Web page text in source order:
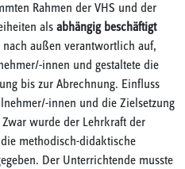
Rahmen der VHS und der
als abhängig beschäftigt
außen verantwortlich auf,
innen und gestaltete die
bis zur Abrechnung. Einfluss
innen und die Zielsetzung
wurde der Lehrkraft der
methodisch-didaktische
Der Unterrichtende musste